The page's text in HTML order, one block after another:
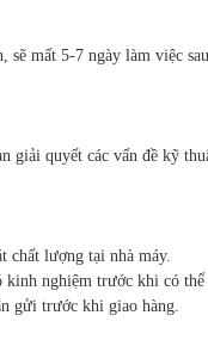
mất 5-7 ngày làm việc
giải quyết các vấn đề kỹ
chất lượng tại nhà máy.
kinh nghiệm trước khi có
gửi trước khi giao hàng.